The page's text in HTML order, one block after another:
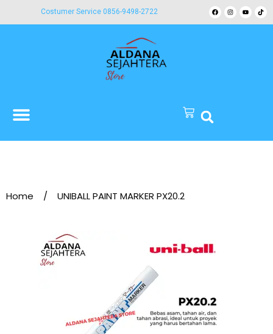
Costumer Service 0856-9498-2722
Home / UNIBALL PAINT MARKER PX20.2